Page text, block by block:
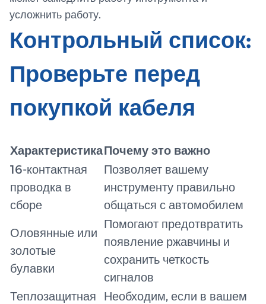
усложнить работу.
Контрольный список:
Проверьте перед
покупкой кабеля
ХарактеристикаПочему это важно
16-контактная
проводка в
сборе
Позволяет вашему
инструменту правильно
общаться с автомобилем
Оловянные или
золотые
булавки
Помогают предотвратить
появление ржавчины и
сохранить четкость
сигналов
Теплозащитная
Необходим, если в вашем